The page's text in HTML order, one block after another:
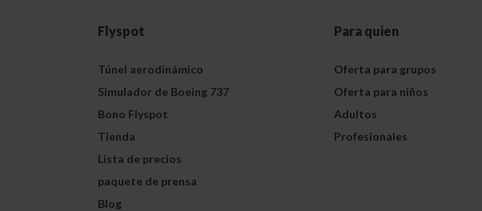
Flyspot
Túnel aerodinámico
Simulador de Boeing 737
Bono Flyspot
Tienda
Lista de precios
paquete de prensa
Blog
Para quien
Oferta para grupos
Oferta para niños
Adultos
Profesionales